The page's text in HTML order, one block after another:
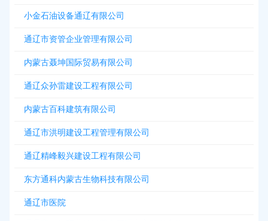
小金石油设备通辽有限公司
通辽市资管企业管理有限公司
内蒙古聂坤国际贸易有限公司
通辽众孙雷建设工程有限公司
内蒙古百科建筑有限公司
通辽市洪明建设工程管理有限公司
通辽精峰毅兴建设工程有限公司
东方通科内蒙古生物科技有限公司
通辽市医院